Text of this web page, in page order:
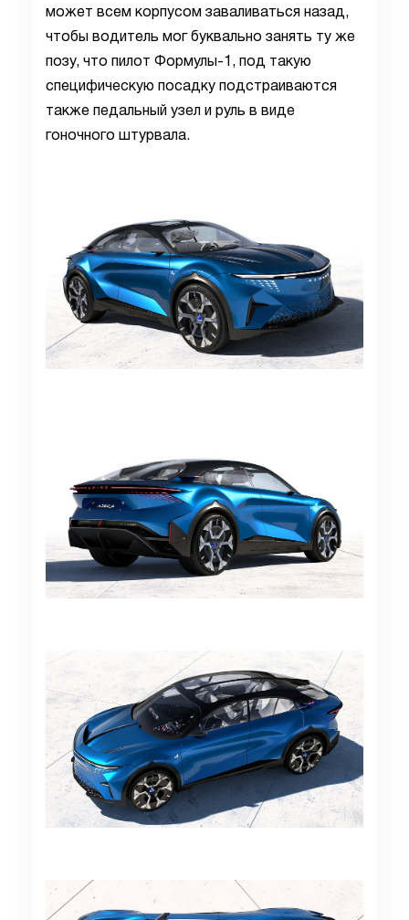
может всем корпусом заваливаться назад,
чтобы водитель мог буквально занять ту же
позу, что пилот Формулы-1, под такую
специфическую посадку подстраиваются
также педальный узел и руль в виде
гоночного штурвала.